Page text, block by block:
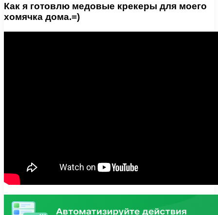
Как я готовлю медовые крекеры для моего
хомячка дома.=)